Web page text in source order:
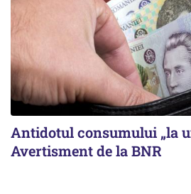
Antidotul consumului „la
Avertisment de la BNR